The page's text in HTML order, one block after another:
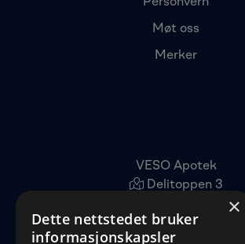
Møt oss
Merker
VESO Apotek
Delitoppen 3
22 96 11 00
×
Dette nettstedet bruker
informasjonskapsler